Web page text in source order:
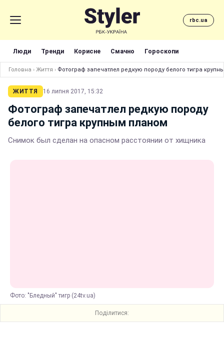
rbc.ua
Люди Тренди Корисне Смачно Гороскопи
Головна › Життя › Фотограф запечатлел редкую породу белого тигра
ЖИТТЯ 16 липня 2017, 15:32
Фотограф запечатлел редкую породу
белого тигра крупным планом
Снимок был сделан на опасном расстоянии от хищника
Фото: "Бледный" тигр (24tv.ua)
Поділитися: